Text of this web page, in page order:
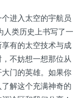
进入太空的宇航员
人类历史上书写了一
有的太空技术与成
不妨想一想那位从
门的英雄。如果你
解这个充满神奇的